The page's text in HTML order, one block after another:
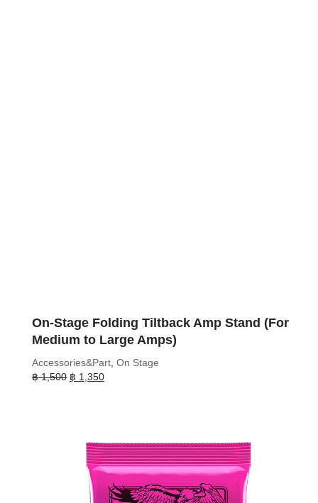
On-Stage Folding Tiltback Amp Stand (For
Medium to Large Amps)
Accessories&Part, On Stage
฿1,500 Original
฿ 1,350Current